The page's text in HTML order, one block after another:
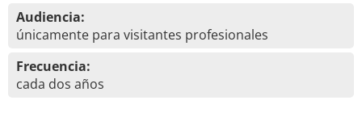
Audiencia:
únicamente para visitantes profesionales
Frecuencia:
cada dos años